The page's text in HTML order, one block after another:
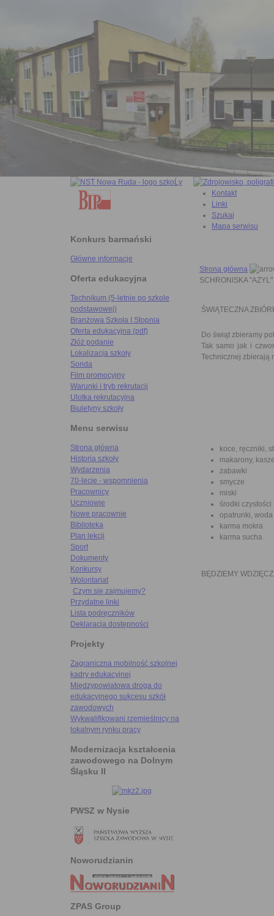
Konkurs barmański
Główne informacje
Oferta edukacyjna
Technikum (5-letnie po szkole
podstawowej)
Branżowa Szkoła I Stopnia
Oferta edukacyjna (pdf)
Złóż podanie
Lokalizacja szkoły
Sonda
Film promocyjny
Warunki i tryb rekrutacji
Ulotka rekrutacyjna
Biuletyny szkoły
Menu serwisu
Strona główna
Historia szkoły
Wydarzenia
70-lecie - wspomnienia
Pracownicy
Uczniowie
Nowe pracownie
Biblioteka
Plan lekcji
Sport
Dokumenty
Konkursy
Wolontariat
Czym się zajmujemy?
Przydatne linki
Lista podręczników
Deklaracja dostępności
Projekty
Zagraniczna mobilność szkolnej
kadry edukacyjnej
Międzypowiatowa droga do
edukacyjnego sukcesu szkół
zawodowych
Wykwalifikowani rzemieślnicy na
lokalnym rynku pracy
Modernizacja kształcenia
zawodowego na Dolnym
Śląsku II
PWSZ w Nysie
Noworudzianin
ZPAS Group
Kontakt
Linki
Szukaj
Mapa serwisu
Strona główna
SCHRONISKA "AZYL"
ŚWIĄTECZNA
Do świąt zbieramy
Tak samo jak i
Technicznej zbierają
koce, ręczniki,
makarony,
zabawki
smycze
miski
środki czystości
opatrunki,
karma mokra
karma sucha
BĘDZIEMY